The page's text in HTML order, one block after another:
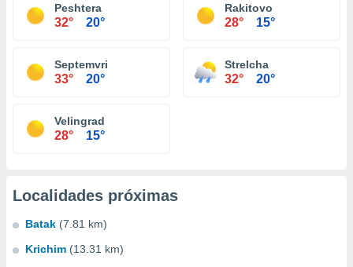
Peshtera
32° 20°
Rakitovo
28° 15°
Septemvri
33° 20°
Strelcha
32° 20°
Velingrad
28° 15°
Localidades próximas
Batak (7.81 km)
Krichim (13.31 km)